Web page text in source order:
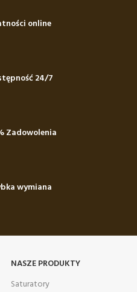
online
24/7
Zadowolenia
wymiana
NASZE PRODUKTY
Saturatory